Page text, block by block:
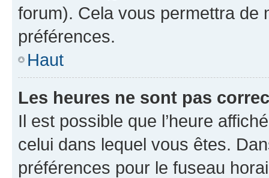
forum). Cela vous permettra de
préférences.
Haut
Les heures ne sont pas
Il est possible que l’heure
celui dans lequel vous êtes.
préférences pour le fuseau